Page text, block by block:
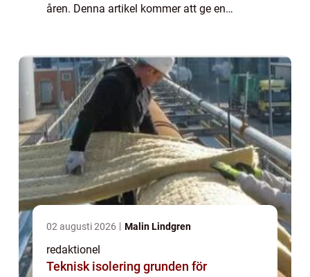
åren. Denna artikel kommer att ge en
und...
02 augusti 2026 Malin Lindgren
redaktionel
Teknisk isolering grunden för